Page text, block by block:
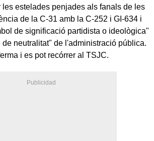
les estelades penjades als fanals de les
de la C-31 amb la C-252 i GI-634 i
de significació partidista o ideològica"
neutralitat" de l'administració pública.
i es pot recórrer al TSJC.